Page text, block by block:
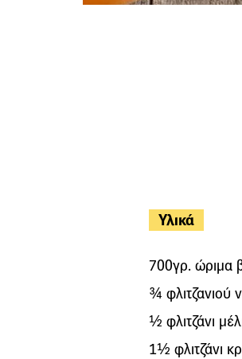
Υλικά
700γρ. ώριμα
¾ φλιτζανιού
½ φλιτζάνι
1½ φλιτζάνι